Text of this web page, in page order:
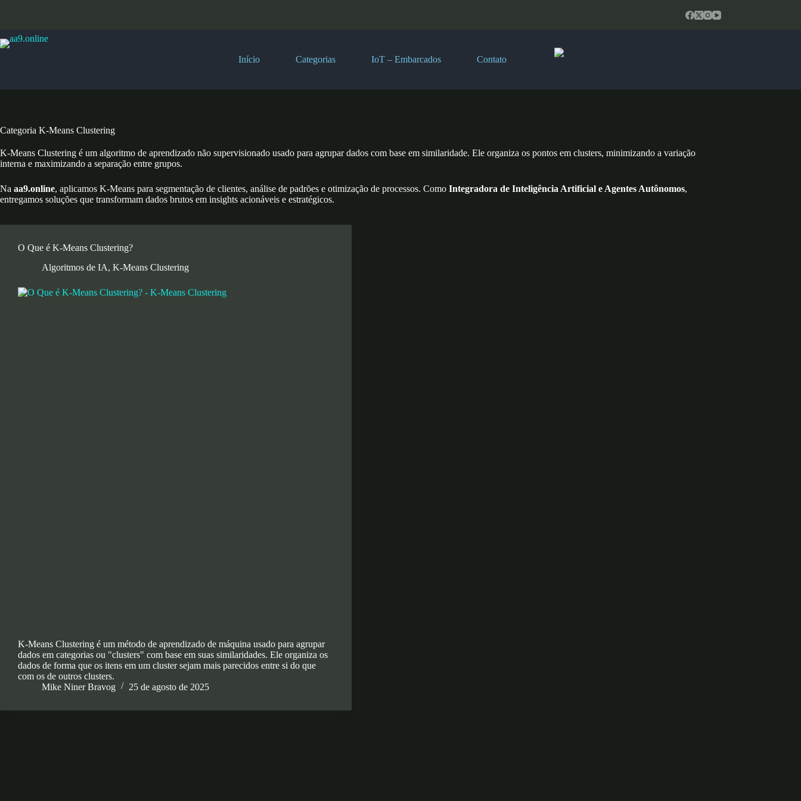
conteúdo
Início Categorias IoT – Embarcados Contato
Categoria K-Means Clustering
K-Means Clustering é um algoritmo de aprendizado não supervisionado usado para agrupar dados com base em similaridade. Ele organiza os pontos em clusters, minimizando a variação
interna e maximizando a separação entre grupos.
Na aa9.online, aplicamos K-Means para segmentação de clientes, análise de padrões e otimização de processos. Como Integradora de Inteligência Artificial e Agentes Autônomos,
entregamos soluções que transformam dados brutos em insights acionáveis e estratégicos.
O Que é K-Means Clustering?
Algoritmos de IA, K-Means Clustering
K-Means Clustering é um método de aprendizado de máquina usado para agrupar
dados em categorias ou "clusters" com base em suas similaridades. Ele organiza os
dados de forma que os itens em um cluster sejam mais parecidos entre si do que
com os de outros clusters.
Mike Niner Bravog
25 de agosto de 2025